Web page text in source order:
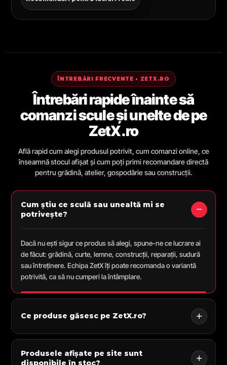
ÎNTREBĂRI FRECVENTE • ZETX.RO
Întrebări rapide înainte să
comanzi scule și unelte de pe
ZetX.ro
Află rapid cum alegi produsul potrivit, cum comanzi online, ce
înseamnă stocul afișat și cum poți primi recomandare directă
pentru grădină, atelier, gospodărie sau construcții.
Cum știu ce sculă sau unealtă mi se
potrivește?
Dacă nu ești sigur ce produs să alegi, spune-ne ce lucrare ai
de făcut: grădină, curte, lemne, construcții, reparații, sudură
sau întreținere. Echipa ZetX îți poate recomanda o variantă
potrivită, ca să nu cumperi la întâmplare.
Ce produse găsesc pe ZetX.ro?
Produsele afișate pe site sunt
disponibile în stoc?